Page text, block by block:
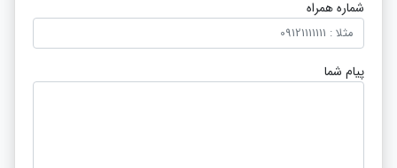
شماره همراه
پیام شما